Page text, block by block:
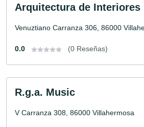
Arquitectura de Interiores
Venuztiano Carranza 306, 86000
0.0 (0 Reseñas)
R.g.a. Music
V Carranza 308, 86000 Villahermosa